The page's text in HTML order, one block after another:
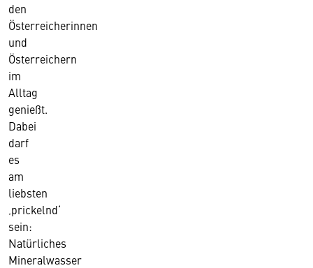
den
Österreicherinnen
und
Österreichern
im
Alltag
genießt.
Dabei
darf
es
am
liebsten
‚prickelnd‘
sein:
Natürliches
Mineralwasser